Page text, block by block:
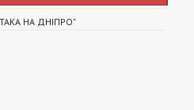
НА ДНІПРО"